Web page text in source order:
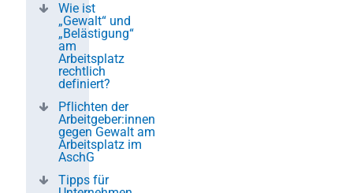
Wie ist
„Gewalt“ und
„Belästigung“
am
Arbeitsplatz
rechtlich
definiert?
Pflichten der
Arbeitgeber:innen
gegen Gewalt am
Arbeitsplatz im
AschG
Tipps für